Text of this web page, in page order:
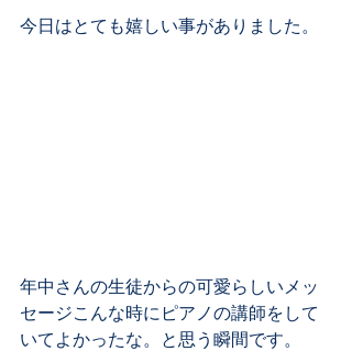
今日はとても嬉しい事がありました。
年中さんの生徒からの可愛らしいメッ
セージこんな時にピアノの講師をして
いてよかったな。と思う瞬間です。